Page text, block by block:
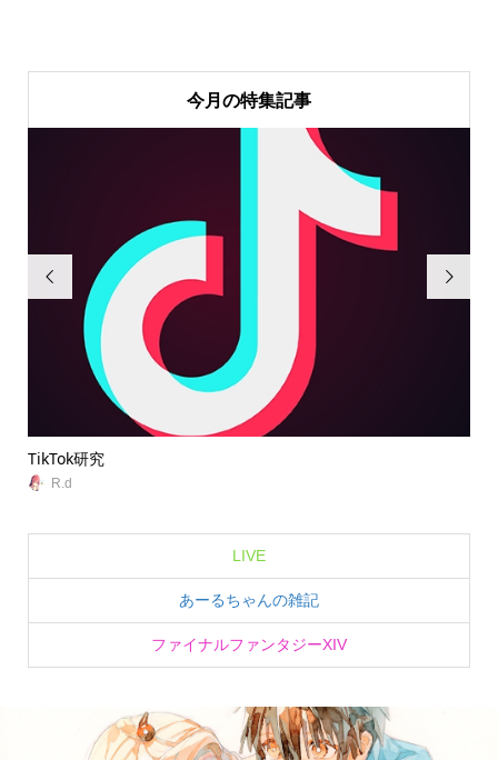
今月の特集記事

TikTok研究
R.d

LIVE
あーるちゃんの雑記
ファイナルファンタジーXIV